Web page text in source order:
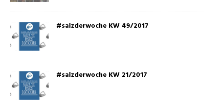
#salzderwoche KW 49/2017
#salzderwoche KW 21/2017